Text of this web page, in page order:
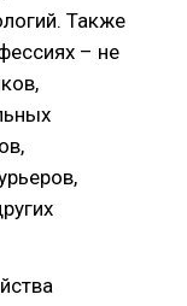
Также
– не